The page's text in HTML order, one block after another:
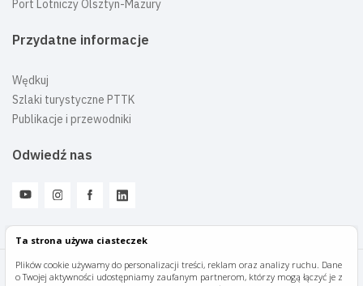
Ta strona używa ciasteczek
Plików cookie używamy do personalizacji treści, reklam oraz analizy ruchu. Dane
o Twojej aktywności udostępniamy zaufanym partnerom, którzy mogą łączyć je z
Port Lotniczy Olsztyn-Mazury
Przydatne informacje
Wędkuj
Szlaki turystyczne PTTK
Publikacje i przewodniki
Odwiedź nas
Mazury Travel © 2026